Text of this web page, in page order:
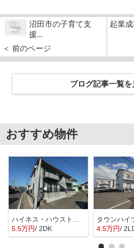
沼田市の子育て支
援...
＜ 前のページ
起業
ブログ記事一覧を
おすすめ物件
ハイネス・ハウストモロウ
5.5万円/ 2DK
タウンハイ
4.5万円/